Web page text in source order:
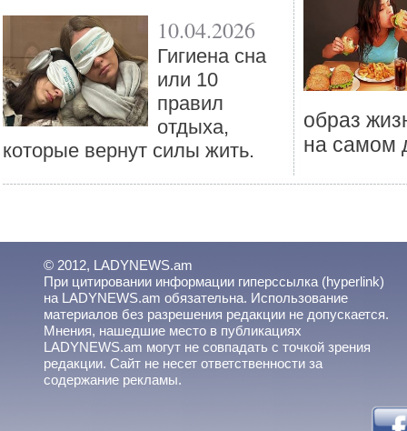
10.04.2026
Гигиена сна
или 10
правил
отдыха,
которые вернут силы жить.
образ
на самом
© 2012, LADYNEWS.am
При цитировании информации гиперссылка (hyperlink)
на LADYNEWS.am обязательна. Использование
материалов без разрешения редакции не допускается.
Мнения, нашедшие место в публикациях
LADYNEWS.am могут не совпадать с точкой зрения
редакции. Сайт не несет ответственности за
содержание рекламы.